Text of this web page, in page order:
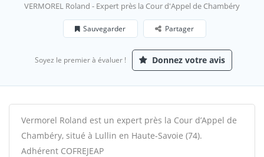
VERMOREL Roland - Expert près la Cour d'Appel de Chambéry
Sauvegarder Partager
Soyez le premier à évaluer ! Donnez votre avis
Vermorel Roland est un expert près la Cour d’Appel de
Chambéry, situé à Lullin en Haute-Savoie (74).
Adhérent COFREJEAP